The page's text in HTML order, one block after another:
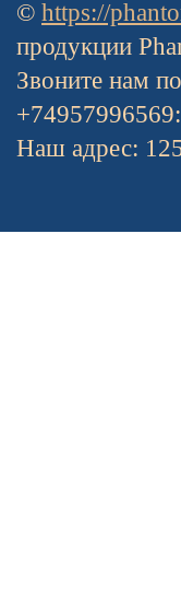
© https://
продукции
Звоните нам
+74957996569:
Наш адрес: